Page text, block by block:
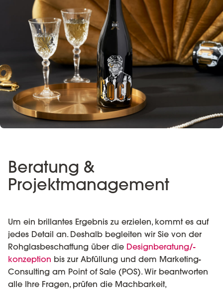
Beratung &
Projektmanagement
Um ein brillantes Ergebnis zu erzielen, kommt es auf
jedes Detail an. Deshalb begleiten wir Sie von der
Rohglasbeschaffung über die Designberatung/-
konzeption bis zur Abfüllung und dem Marketing-
Consulting am Point of Sale (POS). Wir beantworten
alle Ihre Fragen, prüfen die Machbarkeit,